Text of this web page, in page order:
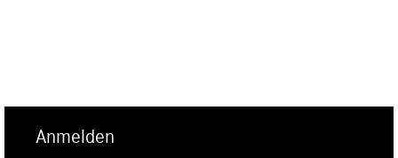
Anmelden